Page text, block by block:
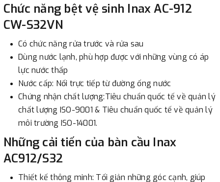
Chức năng bệt vệ sinh Inax AC-912
CW-S32VN
Có chức năng rửa trước và rửa sau
Dùng nước lạnh, phù hợp được với những vùng có áp
lực nước thấp
Nước cấp: Nối trực tiếp từ đường ống nước
Chứng nhận chất lượng:Tiêu chuẩn quốc tế về quản lý
chất lượng ISO-9001 & Tiêu chuẩn quốc tế về quản lý
môi trường ISO-14001.
Những cải tiến của bàn cầu Inax
AC912/S32
Thiết kế thông minh: Tối giản những góc cạnh, giúp